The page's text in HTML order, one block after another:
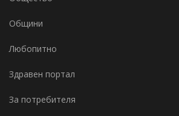
Общини
Любопитно
Здравен портал
За потребителя